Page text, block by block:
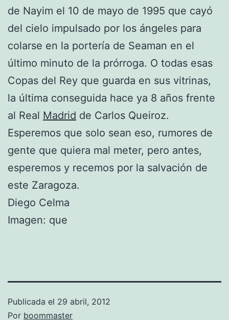
de Nayim el 10 de mayo de 1995 que cayó
del cielo impulsado por los ángeles para
colarse en la portería de Seaman en el
último minuto de la prórroga. O todas esas
Copas del Rey que guarda en sus vitrinas,
la última conseguida hace ya 8 años frente
al Real Madrid de Carlos Queiroz.
Esperemos que solo sean eso, rumores de
gente que quiera mal meter, pero antes,
esperemos y recemos por la salvación de
este Zaragoza.
Diego Celma
Imagen: que
Publicada el 29 abril, 2012
Por boommaster